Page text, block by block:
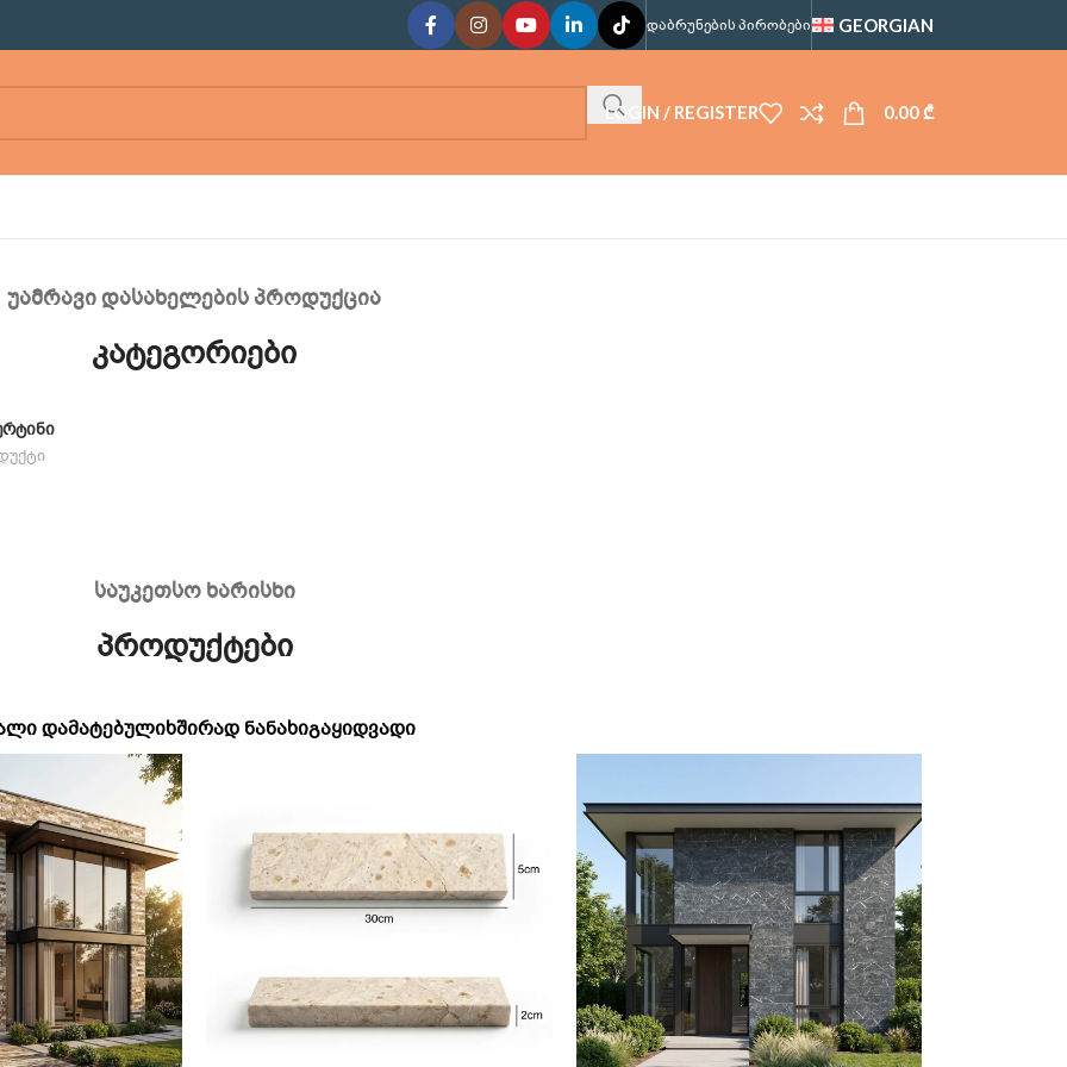
ᲓᲐᲑᲠᲣᲜᲔᲑᲘᲡ ᲞᲘᲠᲝᲑᲔᲑᲘ GEORGIAN
LOGIN / REGISTER 0.00 ₾
უამრავი დასახელების პროდუქცია
კატეგორიები
საუკეთსო ხარისხი
პროდუქტები
ᲓᲐᲛᲐᲢᲔᲑᲣᲚᲘᲮᲨᲘᲠᲐᲓ ᲜᲐᲜᲐᲮᲘᲒᲐᲧᲘᲓᲕᲐᲓᲘ